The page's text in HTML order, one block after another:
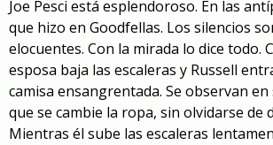
Joe Pesci está esplendoroso. En las
que hizo en Goodfellas. Los silencios
elocuentes. Con la mirada lo dice todo.
esposa baja las escaleras y Russell
camisa ensangrentada. Se observan en
que se cambie la ropa, sin olvidarse de
Mientras él sube las escaleras